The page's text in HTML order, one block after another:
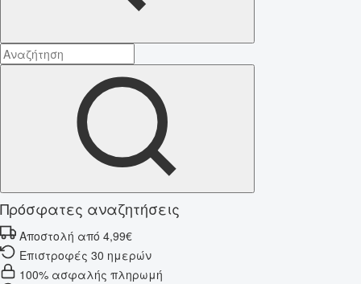
Πρόσφατες αναζητήσεις
Αποστολή από 4,99€
Επιστροφές 30 ημερών
100% ασφαλής πληρωμή